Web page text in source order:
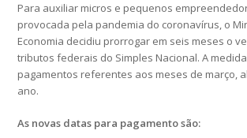
Para auxiliar micros e pequenos
provocada pela pandemia do coronavírus, o
Economia decidiu prorrogar em seis meses o
tributos federais do Simples Nacional. A
pagamentos referentes aos meses de março,
ano.
As novas datas para pagamento são: